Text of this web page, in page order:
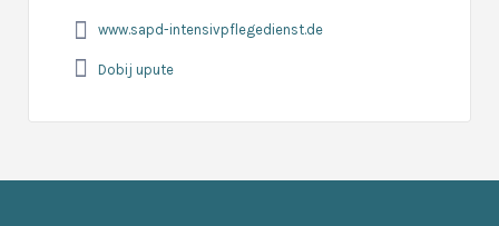
www.sapd-intensivpflegedienst.de
Dobij upute